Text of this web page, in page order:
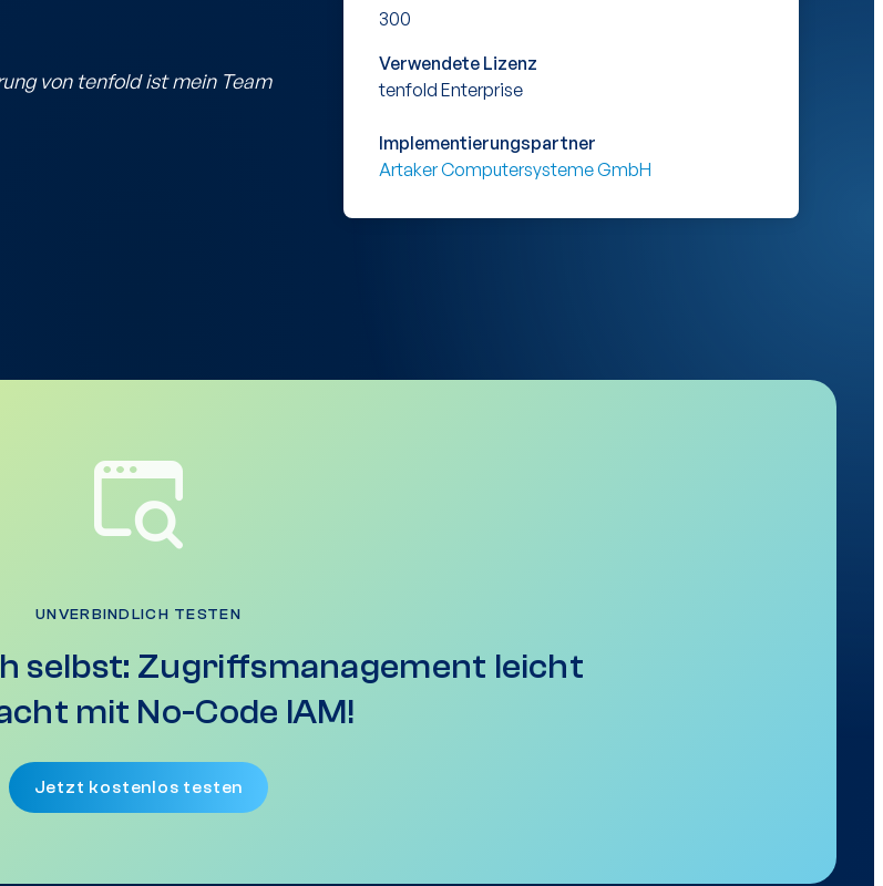
von tenfold ist mein Team
300
Verwendete Lizenz
tenfold Enterprise
Implementierungspartner
Artaker Computersysteme GmbH
UNVERBINDLICH TESTEN
selbst: Zugriffsmanagement leicht
mit No-Code IAM!
Jetzt kostenlos testen